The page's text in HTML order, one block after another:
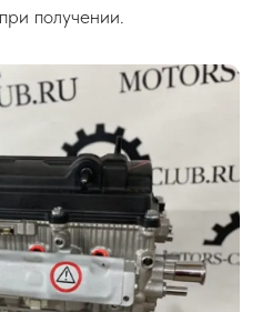
получении.